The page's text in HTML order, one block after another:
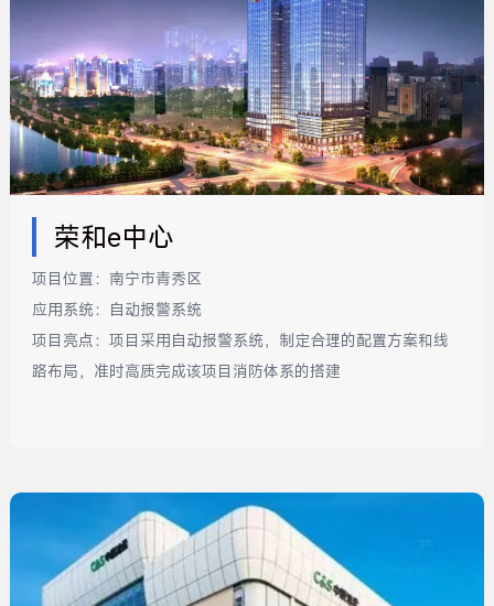
荣和e中心
项目位置： 南宁市青秀区
应用系统： 自动报警系统
项目亮点： 项目采用自动报警系统，制定合理的配置方案和线
路布局，准时高质完成该项目消防体系的搭建